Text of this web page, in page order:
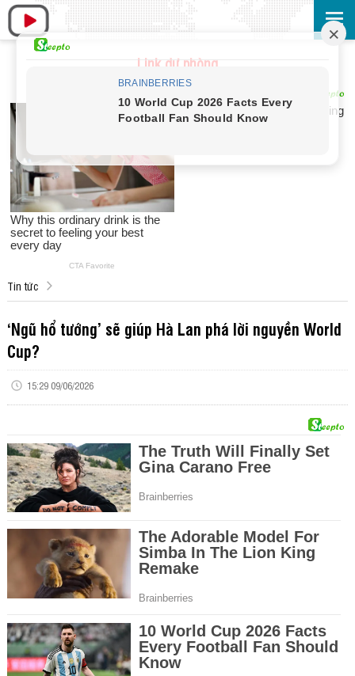
Link dự phòng
Tin tức
‘Ngũ hổ tướng’ sẽ giúp Hà Lan phá lời nguyền World
Cup?
15:29 09/06/2026